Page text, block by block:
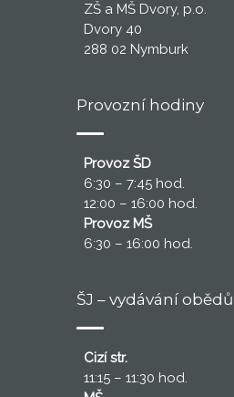
ZŠ a MŠ Dvory, p.o.
Dvory 40
288 02 Nymburk
Provozní hodiny
Provoz ŠD
6:30 – 7:45 hod.
12:00 – 16:00 hod.
Provoz MŠ
6:30 – 16:00 hod.
ŠJ – vydávání obědů
Cizí str.
11:15 – 11:30 hod.